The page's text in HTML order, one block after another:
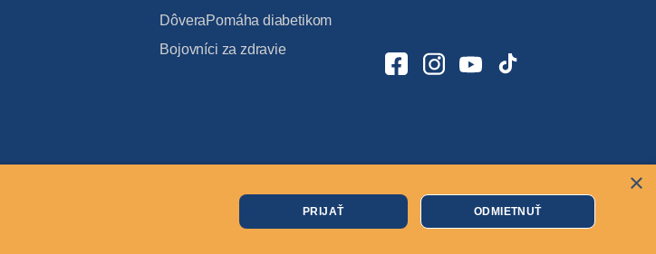
DôveraPomáha diabetikom
Bojovníci za zdravie
Cookies
×
PRIJAŤ ODMIETNUŤ